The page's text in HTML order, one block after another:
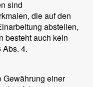
sind
die auf den
abstellen,
besteht auch kein
4.
Gewährung einer